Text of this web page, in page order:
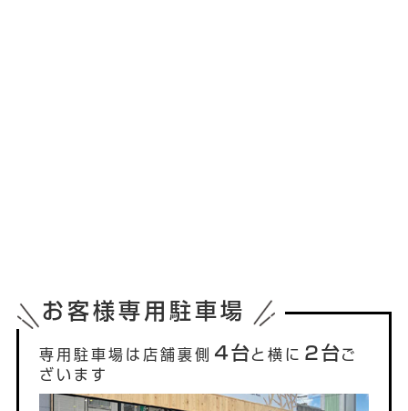
お客様専用駐車場
専用駐車場は店舗裏側 ４台と横に ２台ご
ざいます